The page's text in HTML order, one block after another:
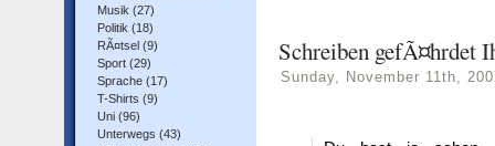
Musik (27)
Politik (18)
RÃ¤tsel (9)
Sport (29)
Sprache (17)
T-Shirts (9)
Uni (96)
Unterwegs (43)
Schreiben gefÃ¤hrdet
Sunday, November 11th,